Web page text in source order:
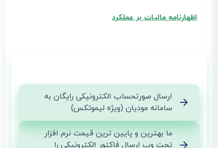
اظهارنامه مالیات بر عملکرد
ارسال صورتحساب الکترونیکی رایگان به
سامانه مودیان (ویژه لیموتکس)
ما بهترین و پایین ترین قیمت نرم افزار
تحت وب ارسال فاکتور الکترونیکی را